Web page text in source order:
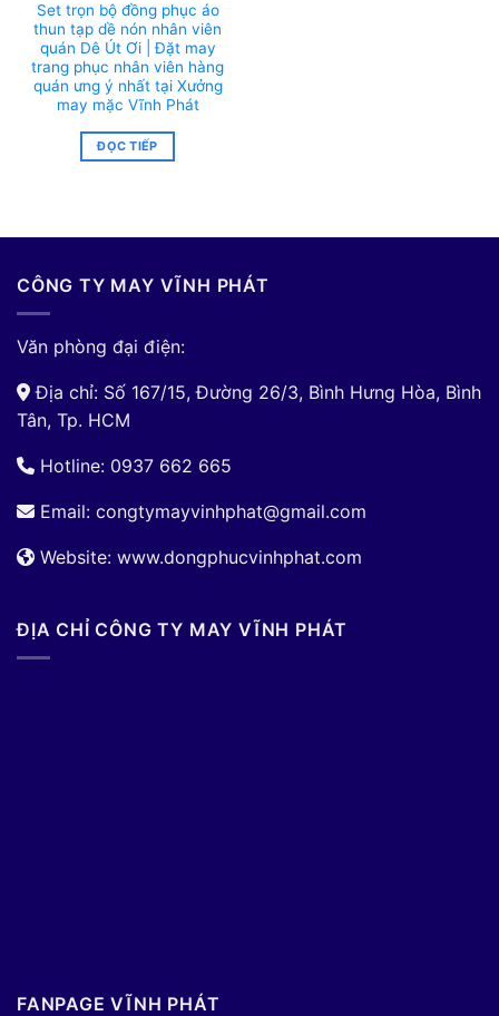
Set trọn bộ đồng phục áo
thun tạp dề nón nhân viên
quán Dê Út Ơi | Đặt may
trang phục nhân viên hàng
quán ưng ý nhất tại Xưởng
may mặc Vĩnh Phát
ĐỌC TIẾP
CÔNG TY MAY VĨNH PHÁT
Văn phòng đại điện:
Địa chỉ: Số 167/15, Đường 26/3, Bình Hưng Hòa, Bình
Tân, Tp. HCM
Hotline: 0937 662 665
Email: congtymayvinhphat@gmail.com
Website: www.dongphucvinhphat.com
ĐỊA CHỈ CÔNG TY MAY VĨNH PHÁT
FANPAGE VĨNH PHÁT